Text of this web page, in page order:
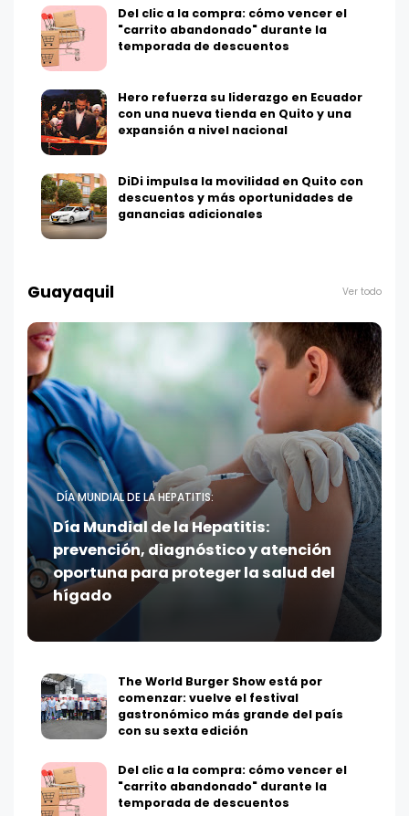
Del clic a la compra: cómo vencer el
"carrito abandonado" durante la
temporada de descuentos
Hero refuerza su liderazgo en Ecuador
con una nueva tienda en Quito y una
expansión a nivel nacional
DiDi impulsa la movilidad en Quito con
descuentos y más oportunidades de
ganancias adicionales
Guayaquil Ver todo
DÍA MUNDIAL DE LA HEPATITIS:
Día Mundial de la Hepatitis:
prevención, diagnóstico y atención
oportuna para proteger la salud del
hígado
The World Burger Show está por
comenzar: vuelve el festival
gastronómico más grande del país
con su sexta edición
Del clic a la compra: cómo vencer el
"carrito abandonado" durante la
temporada de descuentos